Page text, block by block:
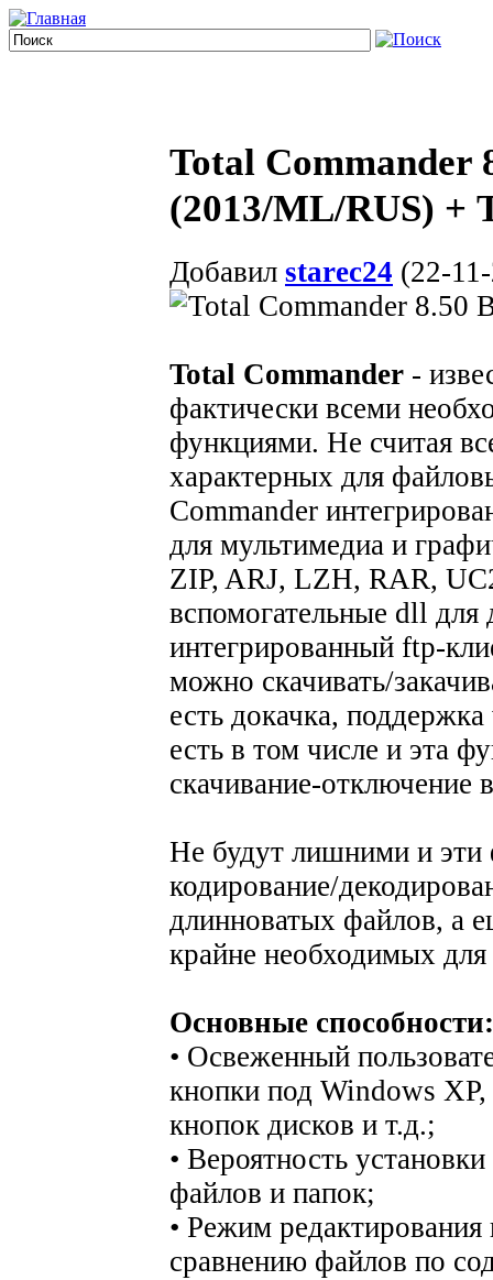
Total Commander
(2013/ML/RUS) +
Добавил starec24 (22-
Total Commander -
фактически всеми
функциями. Не считая
характерных для
Commander
для мультимедиа и
ZIP, ARJ, LZH, RAR,
вспомогательные dll
интегрированный ftp-
можно скачивать/
есть докачка,
есть в том числе и эта
скачивание-отключение
Не будут лишними и
кодирование/
длинноватых файлов, а
крайне необходимых
Основные способности:
• Освеженный
кнопки под Windows
кнопок дисков и т.д.;
• Вероятность
файлов и папок;
• Режим
сравнению файлов по